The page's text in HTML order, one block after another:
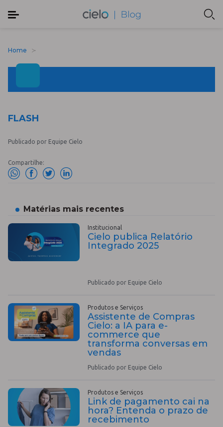
Home
FLASH
Publicado por Equipe Cielo
Compartilhe:
Matérias mais recentes
Institucional
Cielo publica Relatório
Integrado 2025
Publicado por Equipe Cielo
Produtos e Serviços
Assistente de Compras
Cielo: a IA para e-
commerce que
transforma conversas em
vendas
Publicado por Equipe Cielo
Produtos e Serviços
Link de pagamento cai na
hora? Entenda o prazo de
recebimento